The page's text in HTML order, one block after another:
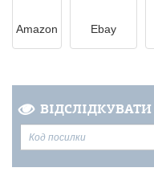
Amazon Ebay
ВІДСЛІДКУВАТИ